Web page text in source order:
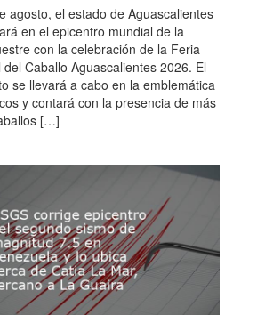
agosto, el estado de Aguascalientes
en el epicentro mundial de la
con la celebración de la Feria
Caballo Aguascalientes 2026. El
se llevará a cabo en la emblemática
y contará con la presencia de más
[…]